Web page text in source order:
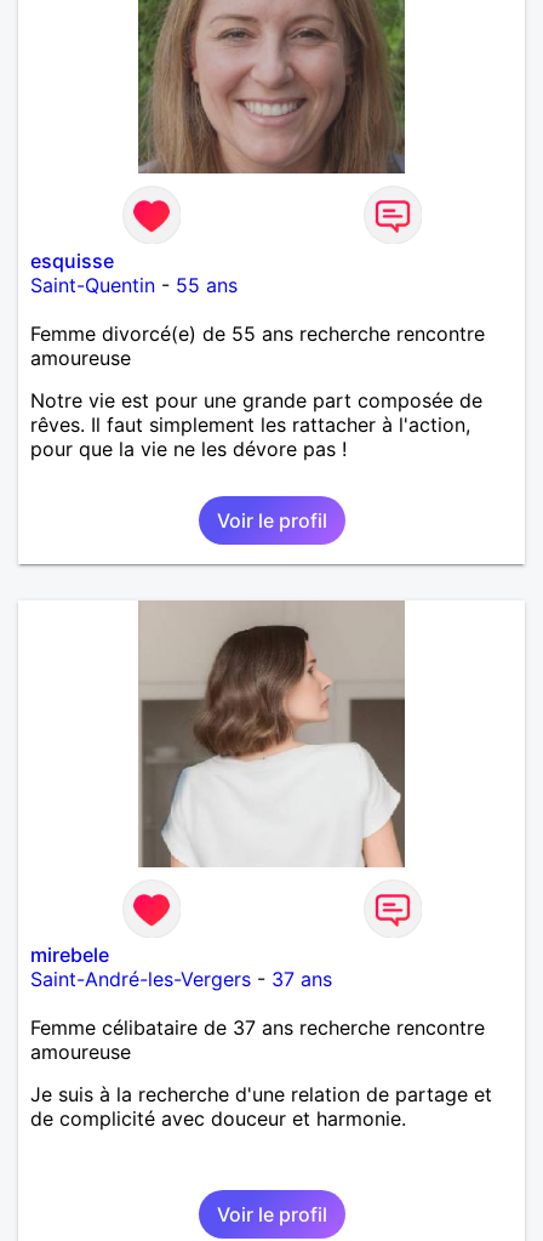
esquisse
Saint-Quentin - 55 ans
Femme divorcé(e) de 55 ans recherche rencontre
amoureuse
Notre vie est pour une grande part composée de
rêves. Il faut simplement les rattacher à l'action,
pour que la vie ne les dévore pas !
Voir le profil
mirebele
Saint-André-les-Vergers - 37 ans
Femme célibataire de 37 ans recherche rencontre
amoureuse
Je suis à la recherche d'une relation de partage et
de complicité avec douceur et harmonie.
Voir le profil